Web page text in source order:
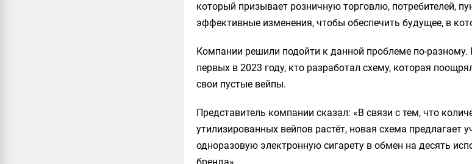
который призывает розничную торговлю, потребителей,
эффективные изменения, чтобы обеспечить будущее, в
Компании решили подойти к данной проблеме по-
первых в 2023 году, кто разработал схему, которая
свои пустые вейпы.
Представитель компании сказал: «В связи с тем, что
утилизированных вейпов растёт, новая схема предлагает
одноразовую электронную сигарету в обмен на десять